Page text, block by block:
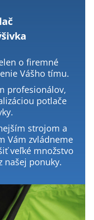
o firemné
Vášho tímu.
profesionálov,
potlače
strojom a
Vám zvládneme
veľké množstvo
našej ponuky.